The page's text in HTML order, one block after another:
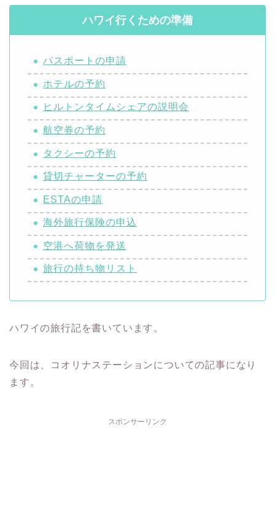
ハワイ行くための準備
パスポートの申請
ホテルの予約
ヒルトンタイムシェアの説明会
航空券の予約
タクシーの予約
貸切チャーターの予約
ESTAの申請
海外旅行保険の申込
空港へ荷物を発送
旅行の持ち物リスト
ハワイの旅行記を書いています。
今回は、コオリナステーションについての記事になり
ます。
スポンサーリンク